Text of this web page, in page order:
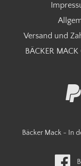
Versand und
BÄCKER MACK
Bäcker Mack - In